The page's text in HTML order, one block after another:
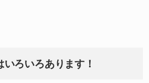
ろいろあります！